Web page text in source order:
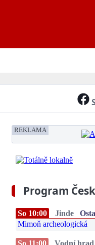
REKLAMA
Program
So 10:00 Jinde
Mimoň archeologická